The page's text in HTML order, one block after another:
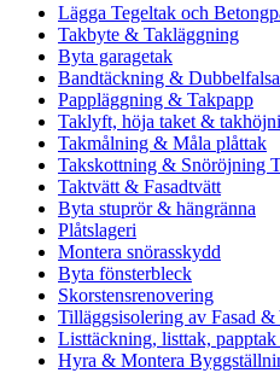
Lägga Tegeltak och
Takbyte & Takläggning
Byta garagetak
Bandtäckning &
Pappläggning & Takpapp
Taklyft, höja taket &
Takmålning & Måla plåttak
Takskottning & Snöröjning
Taktvätt & Fasadtvätt
Byta stuprör & hängränna
Plåtslageri
Montera snörasskydd
Byta fönsterbleck
Skorstensrenovering
Tilläggsisolering av Fasad
Listtäckning, listtak,
Hyra & Montera